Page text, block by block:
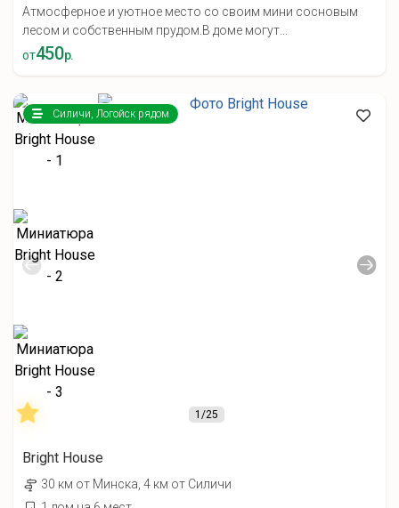
Атмосферное и уютное место со своим мини сосновым
лесом и собственным прудом.В доме могут...
от450р.
1/25
Силичи, Логойск рядом
Bright House
30 км от Минска, 4 км от Силичи